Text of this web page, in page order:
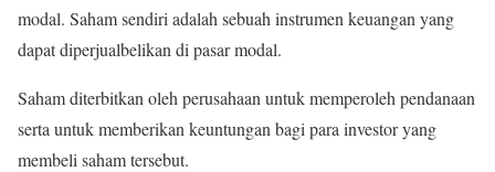
modal. Saham sendiri adalah sebuah instrumen keuangan yang
dapat diperjualbelikan di pasar modal.
Saham diterbitkan oleh perusahaan untuk memperoleh pendanaan
serta untuk memberikan keuntungan bagi para investor yang
membeli saham tersebut.